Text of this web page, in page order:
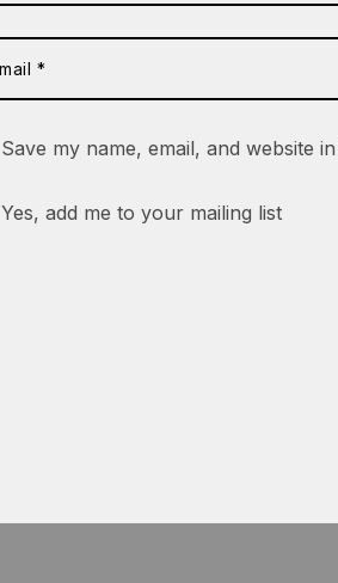
Save my name, email, and website
Yes, add me to your mailing list